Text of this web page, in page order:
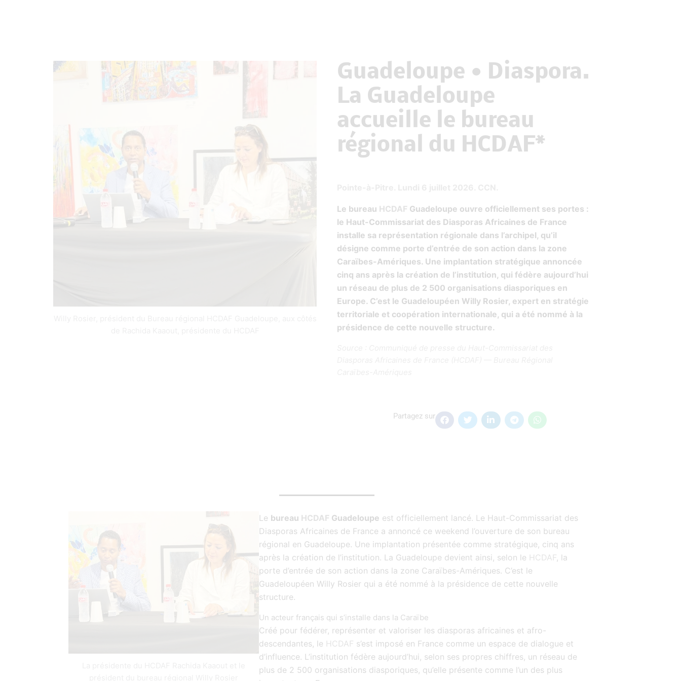
Guadeloupe • Diaspora.
La Guadeloupe
accueille le bureau
régional du HCDAF*
Le bureau HCDAF Guadeloupe ouvre officiellement ses portes :
le Haut-Commissariat des Diasporas Africaines de France
installe sa représentation régionale dans l’archipel, qu’il
désigne comme porte d’entrée de son action dans la zone
Caraïbes-Amériques. Une implantation stratégique annoncée
cinq ans après la création de l’institution, qui fédère aujourd’hui
un réseau de plus de 2 500 organisations diasporiques en
Europe. C’est le Guadeloupéen Willy Rosier, expert en stratégie
territoriale et coopération internationale, qui a été nommé à la
présidence de cette nouvelle structure.
Partagez sur
Le bureau HCDAF Guadeloupe est officiellement lancé. Le Haut-Commissariat des
Diasporas Africaines de France a annoncé ce weekend l’ouverture de son bureau
régional en Guadeloupe. Une implantation présentée comme stratégique, cinq ans
après la création de l’institution. La Guadeloupe devient ainsi, selon le HCDAF
, la
porte d’entrée de son action dans la zone Caraïbes-Amériques. C’est le
Guadeloupéen Willy Rosier qui a été nommé à la présidence de cette nouvelle
structure.
Un acteur français qui s’installe dans la Caraïbe
Créé pour fédérer, représenter et valoriser les diasporas africaines et afro-
descendantes, le HCDAF s’est imposé en France comme un espace de dialogue et
d’influence. L’institution fédère aujourd’hui, selon ses propres chiffres, un réseau de
plus de 2 500 organisations diasporiques, qu’elle présente comme l’un des plus